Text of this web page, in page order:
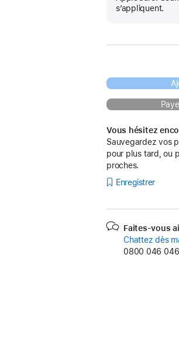
s’appliquent.
Vous hésitez
Sauvegardez vos
pour plus tard, ou
proches.
Enregistrer
Faites-vous
Chattez dès
0800 046